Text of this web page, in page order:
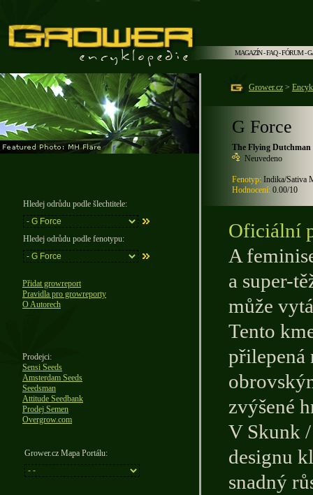
MAGAZÍN-FAQ-FÓRUM-
Hledej odrůdu podle šlechtitele:
Hledej odrůdu podle fenotypu:
Přidat growreport
Pravidla pro growreporty
O Autorech
Prodejci:
Sensi Seeds
Amsterdam Seeds
Seedsman
Attitude Seedbank
Prodej Semen
Overgrow.com
Grower.cz Mapa Portálu:
Grower.cz >
G Force
The Flying Dutchman
Neuvedeno
Fenotyp: Indika/Sativa
Hodnocení: 0.00/10
Oficiální
A
a super-
může
Tento
přilepená
zvýšené
V Skunk
designu
snadný